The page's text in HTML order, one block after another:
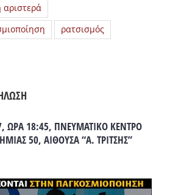
αριστερά
ρατσισμός
ΩΡΑ 18:45, ΠΝΕΥΜΑΤΙΚΟ ΚΕΝΤΡΟ
50, ΑΙΘΟΥΣΑ “Α. ΤΡΙΤΣΗΣ”